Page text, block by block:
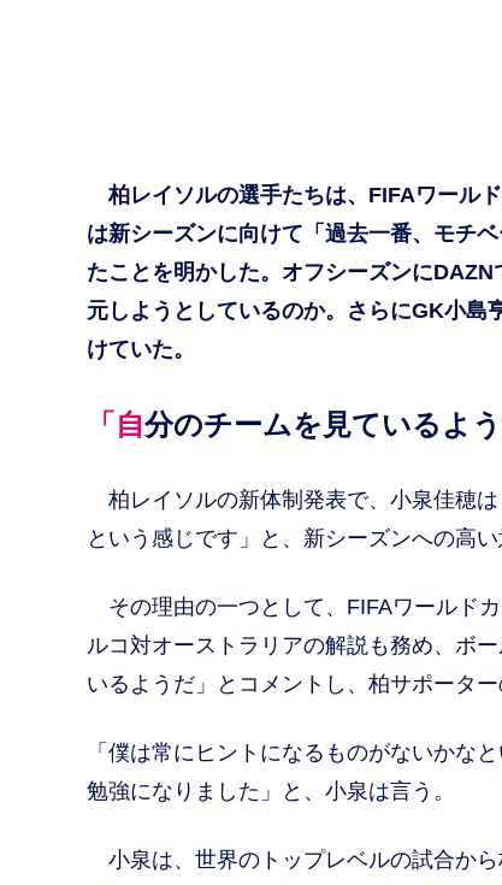
柏レイソルの選手たちは、FIFAワール
は新シーズンに向けて「過去一番、モチ
たことを明かした。オフシーズンに
元しようとしているのか。さらにGK小島
けていた。
「自分のチームを見ている
柏レイソルの新体制発表で、小泉佳穂
という感じです」と、新シーズンへの高い
その理由の一つとして、FIFAワールド
ルコ対オーストラリアの解説も務め、ボ
いるようだ」とコメントし、柏サポーター
「僕は常にヒントになるものがないかな
勉強になりました」と、小泉は言う。
小泉は、世界のトップレベルの試合か